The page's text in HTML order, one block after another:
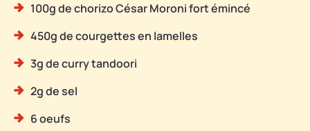
100g de chorizo César Moroni fort émincé
450g de courgettes en lamelles
3g de curry tandoori
2g de sel
6 oeufs